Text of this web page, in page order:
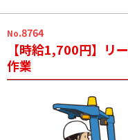
No.8764
【時給1,700円】リ
作業